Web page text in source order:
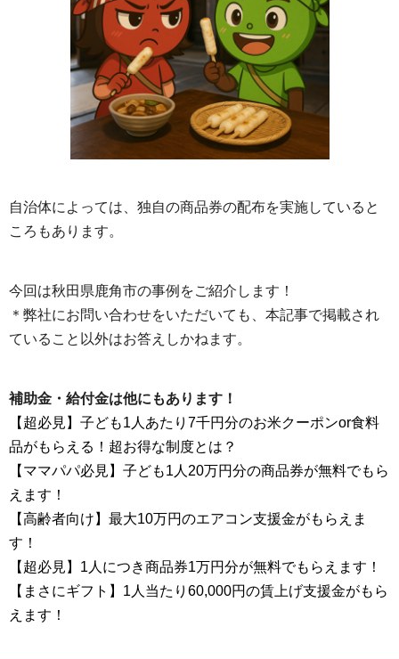
自治体によっては、独自の商品券の配布を実施していると
ころもあります。
今回は秋田県鹿角市の事例をご紹介します！
＊弊社にお問い合わせをいただいても、本記事で掲載され
ていること以外はお答えしかねます。
補助金・給付金は他にもあります！
【超必見】子ども1人あたり7千円分のお米クーポンor食料
品がもらえる！超お得な制度とは？
【ママパパ必見】子ども1人20万円分の商品券が無料でもら
えます！
【高齢者向け】最大10万円のエアコン支援金がもらえま
す！
【超必見】1人につき商品券1万円分が無料でもらえます！
【まさにギフト】1人当たり60,000円の賃上げ支援金がもら
えます！